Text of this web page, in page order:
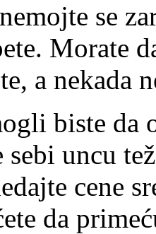
se
Morate
a nekada
biste da
uncu
cene
da